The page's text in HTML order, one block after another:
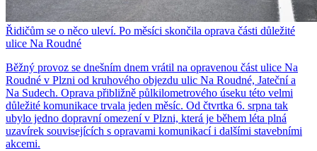
Řidičům se o něco uleví. Po měsíci skončila oprava části důležité
ulice Na Roudné
Běžný provoz se dnešním dnem vrátil na opravenou část ulice Na
Roudné v Plzni od kruhového objezdu ulic Na Roudné, Jateční a
Na Sudech. Oprava přibližně půlkilometrového úseku této velmi
důležité komunikace trvala jeden měsíc. Od čtvrtka 6. srpna tak
ubylo jedno dopravní omezení v Plzni, která je během léta plná
uzavírek souvisejících s opravami komunikací i dalšími stavebními
akcemi.